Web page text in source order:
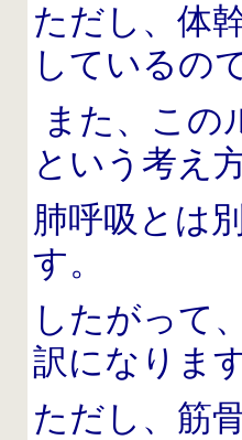
ただし、体
しているの
また、この
という考え
肺呼吸とは
す。
したがって
訳になります
ただし、筋